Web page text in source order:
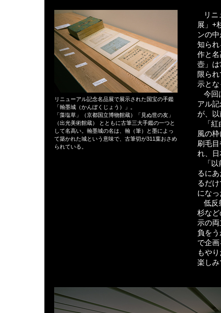
リ
展」+
ンの
知ら
作と
壺」
限ら
示と
今回
アル
が、
「
風の
刷毛
れ、
「
るに
るだ
にな
低反
杉な
示の
負を
で企
もや
楽し
リニューアル記念名品展で展示された国宝の手鑑
「翰墨城（かんぼくじょう）」。
「藻塩草」（京都国立博物館蔵）「見ぬ世の友」
（出光美術館蔵） とともに古筆三大手鑑の一つと
して名高い。翰墨城の名は、翰（筆）と墨によっ
て築かれた城という意味で、古筆切が311葉おさめ
られている。